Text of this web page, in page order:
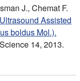
J., Chemat F.
Assisted
boldus Mol.).
14, 2013.